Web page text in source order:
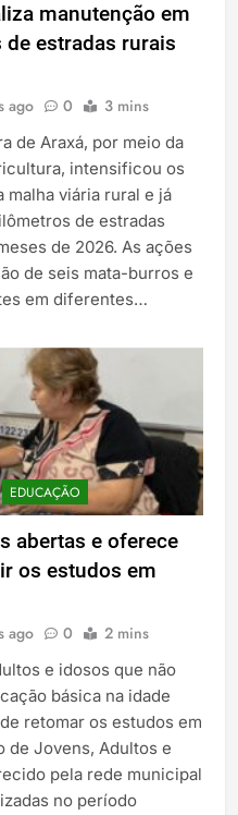
manutenção em
estradas rurais
ago 0 3 mins
de Araxá, por meio da
intensificou os
malha viária rural e já
de estradas
de 2026. As ações
de seis mata-burros e
em diferentes…
EDUCAÇÃO
abertas e oferece
os estudos em
ago 0 2 mins
e idosos que não
básica na idade
retomar os estudos em
de Jovens, Adultos e
pela rede municipal
no período